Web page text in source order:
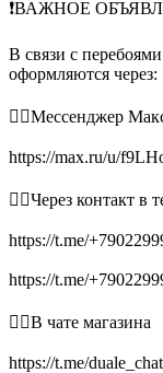
❗️ВАЖНОЕ
В связи с
оформляются через:
👉🏻Мессенджер
https://max.ru/u/
👉🏻Через контакт в
https://t.me/
https://t.me/
👉🏻В чате магазина
https://t.me/duale_chat